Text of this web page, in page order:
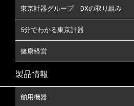
東京計器グループ DXの取り組み
5分でわかる東京計器
健康経営
製品情報
舶用機器